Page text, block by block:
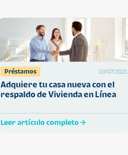
Préstamos 03/07/2025
Adquiere tu casa nueva con el
respaldo de Vivienda en Línea
Leer artículo completo